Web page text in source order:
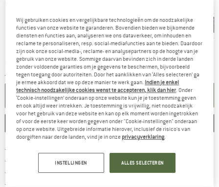
Levertijd: 3-5 werkdagenDe link wordt geopend in een infovak en bevat
Aantal:
IN DE WINKELMAND
ONTHOUDEN VERGELIJKEN
100 dagen bedenktijd
Vind de betalingsinformatie hier!
> 4.000.000 tevreden klanten
Wij gebruiken cookies en vergelijkbare technologieën om de noodzakelijke
functies van onze website te garanderen. Bovendien bieden we bijkomende
diensten en functies aan, analyseren we ons dataverkeer, om inhouden en
reclame te personaliseren, resp. social-mediafuncties aan te bieden. Daardoor
zijn ook onze social-media-, reclame- en analysepartners op de hoogte van je
gebruik van onze website. Sommige daarvan bevinden zich in derde landen
zonder voldoende garanties om je gegevens te beschermen, bijvoorbeeld
tegen toegang door autoriteiten. Door het aanklikken van ‘Alles selecteren’ ga
je ermee akkoord dat we op deze manier te werk gaan. Indien je enkel
technisch noodzakelijke cookies wenst te accepteren, klik dan hier. Onder
‘Cookie-instellingen’ onderaan op onze website kun je je toestemming geven
en ook altijd weer intrekken. Je toestemming is vrijwillig, niet noodzakelijk
voor het gebruik van deze website en kan op elk moment worden ingetrokken
of voor de eerste keer worden gegeven onder "Cookie-instellingen" onderaan
op onze website. Uitgebreide informatie hierover, inclusief de risico's van
doorgiften naar derde landen, vind je in onze privacyverklaring.
INSTELLINGEN ALLES SELECTEREN